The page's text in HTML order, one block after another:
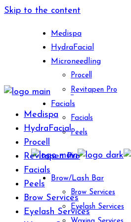
Skip to the content
Medispa
HydraFacial
Microneedling
Procell
Revitapen Pro
Facials
Facials
Peels
Brow/Lash Bar
Brow Services
Eyelash Services
Medispa
HydraFacial
Procell
Revitapen Pro
Facials
Peels
Brow Services
Eyelash Services